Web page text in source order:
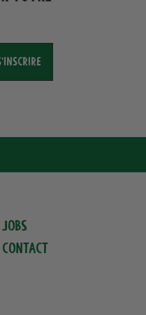
Jobs
Contact